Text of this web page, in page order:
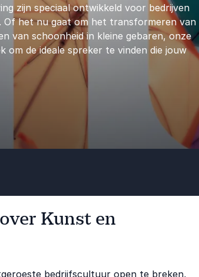
zijn speciaal ontwikkeld voor bedrijven
Of het nu gaat om het transformeren van
van schoonheid in kleine gebaren, onze
om de ideale spreker te vinden die jouw
Kunst en
bedrijfscultuur open te breken,